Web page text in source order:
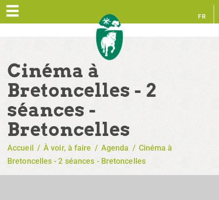
FR
Cinéma à
Bretoncelles - 2
séances -
Bretoncelles
Accueil / À voir, à faire / Agenda / Cinéma à
Bretoncelles - 2 séances - Bretoncelles